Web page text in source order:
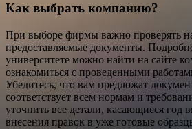
Как выбрать компанию?
При выборе фирмы важно проверять
предоставляемые документы.
университете можно найти на сайте
ознакомиться с проведенными
Убедитесь, что вам предложат
соответствует всем нормам и
уточнить все детали, касающиеся год
внесения правок в уже готовые